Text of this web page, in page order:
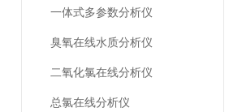
一体式多参数分析仪
臭氧在线水质分析仪
二氧化氯在线分析仪
总氯在线分析仪